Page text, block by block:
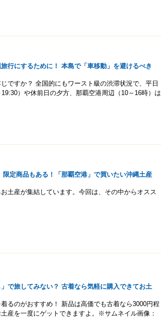
行にするために！ 本島で「車移動」を避けるべき
ですか？ 全国的にもワースト級の渋滞状況で、平日
）や休前日の夕方、那覇空港周辺（10～16時）は
定商品もある！「那覇空港」で買いたい沖縄土産
土産が集結しています。今回は、その中からオスス
で旅してみない？ 古着なら気軽に購入できてお土
るのがおすすめ！ 新品は高価でも古着なら3000円程
産を一度にゲットできますよ。※サムネイル画像：